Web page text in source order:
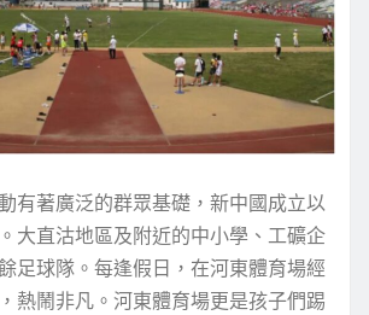
有著廣泛的群眾基礎，新中國成立以
大直沽地區及附近的中小學、工礦企
足球隊。每逢假日，在河東體育場經
熱鬧非凡。河東體育場更是孩子們踢